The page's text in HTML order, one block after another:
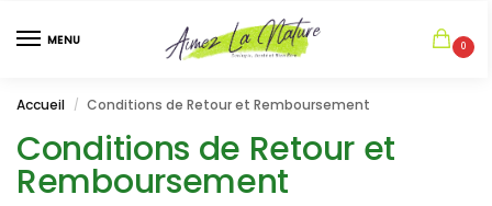
MENU 0
Accueil / Conditions de Retour et Remboursement
Conditions de Retour et
Remboursement